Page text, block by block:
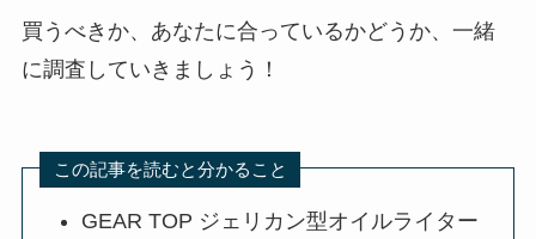
買うべきか、あなたに合っているかどうか、一緒
に調査していきましょう！
この記事を読むと分かること
GEAR TOP ジェリカン型オイルライター